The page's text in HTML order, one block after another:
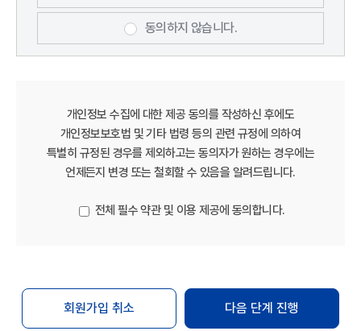
제3조 이용 약관의 효력 및 변경
본 약관은 "Mbio-Bridge" 홈페이지
Mbio-Bridge는 “약관의 규제에 관한 법률”,
"정보통신망법" 등 관련 법령을 위반하지 않는
범위내에서 본 약관을 변경할 수 있으며, 약관을
개정할 경우에는 적용일자 및 개정사유를 명시하여
적용일자 7일 이전부터 적용일자 전일까지
회원은 변경된 약관에 동의하지 않는 경우 "Mbio-
Bridge"과의 이용계약을 해지(또는 회원탈퇴)할 수
있습니다. 만약 회원이 변경된 약관이 공지된 후
동의하지 않습니다.
개인정보 수집에 대한 제공 동의를 작성하신 후에도
개인정보보호법 및 기타 법령 등의 관련 규정에 의하여
특별히 규정된 경우를 제외하고는 동의자가 원하는 경우에는
언제든지 변경 또는 철회할 수 있음을 알려드립니다.
전체 필수 약관 및 이용 제공에 동의합니다.
회원가입 취소 다음 단계 진행